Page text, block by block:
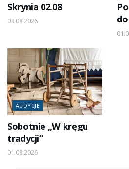
Skrynia 02.08
03.08.2026
AUDYCJE
Sobotnie „W kręgu
tradycji”
01.08.2026